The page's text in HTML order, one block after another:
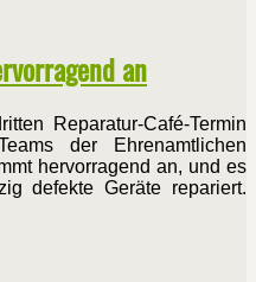
an
Reparatur-Café-Termin
der Ehrenamtlichen
hervorragend an, und es
defekte Geräte repariert.